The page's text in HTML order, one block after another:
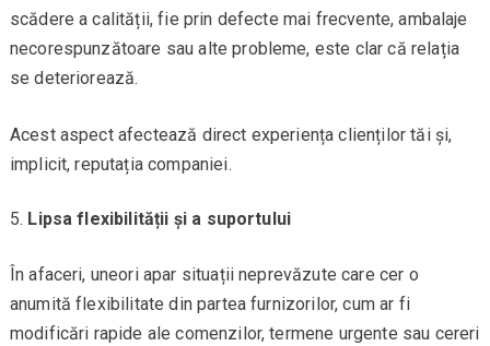
scădere a calității, fie prin defecte mai frecvente, ambalaje
necorespunzătoare sau alte probleme, este clar că relația
se deteriorează.
Acest aspect afectează direct experiența clienților tăi și,
implicit, reputația companiei.
Lipsa flexibilității și a suportului
În afaceri, uneori apar situații neprevăzute care cer o
anumită flexibilitate din partea furnizorilor, cum ar fi
modificări rapide ale comenzilor, termene urgente sau cereri